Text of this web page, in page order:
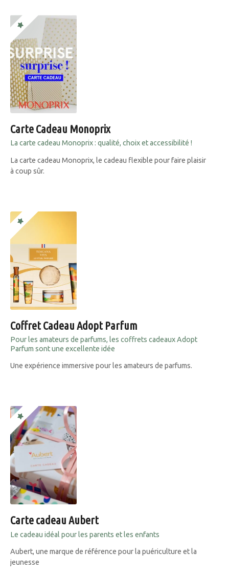
Carte Cadeau Monoprix
La carte cadeau Monoprix : qualité, choix et accessibilité !
La carte cadeau Monoprix, le cadeau flexible pour faire plaisir
à coup sûr.
Coffret Cadeau Adopt Parfum
Pour les amateurs de parfums, les coffrets cadeaux Adopt
Parfum sont une excellente idée
Une expérience immersive pour les amateurs de parfums.
Carte cadeau Aubert
Le cadeau idéal pour les parents et les enfants
Aubert, une marque de référence pour la puériculture et la
jeunesse